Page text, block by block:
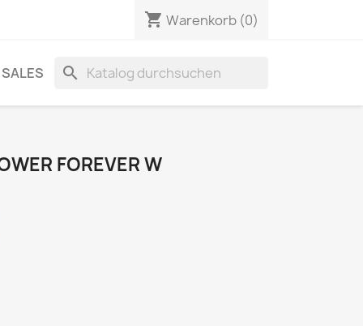
shopping_cart Warenkorb (0)
SALES search
FOREVER W